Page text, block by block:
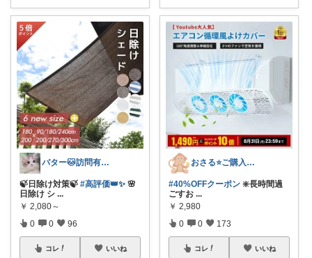
バター🐱訪問有難うございます💕
🍃日除け対策🍃 #高評価👑✨ 🌸
日除け シ ...
￥ 2,080～
0 0 96
コレ いいね
おさる⭐ご購入感謝🐹
#40%OFFクーポン ❇️長時間過
ごすお ...
￥ 2,980
0 0 173
コレ いいね